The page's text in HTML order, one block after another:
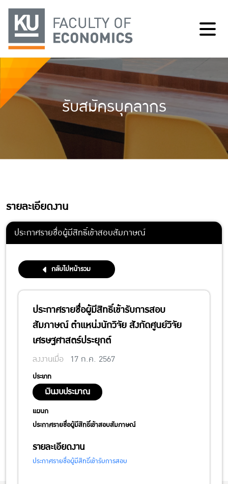
รับสมัครบุคลากร
รายละเอียดงาน
ประกาศรายชื่อผู้มีสิทธิ์เข้าสอบสัมภาษณ์
กลับไปหน้ารวม
ประกาศรายชื่อผู้มีสิทธิ์เข้ารับการสอบ
สัมภาษณ์ ตำแหน่งนักวิจัย สังกัดศูนย์วิจัย
เศรษฐศาสตร์ประยุกต์
ลงงานเมื่อ 17 ก.ค. 2567
ประเภท
เงินงบประมาณ
แผนก
ประกาศรายชื่อผู้มีสิทธิ์เข้าสอบสัมภาษณ์
รายละเอียดงาน
ประกาศรายชื่อผู้มีสิทธิ์เข้ารับการสอบ